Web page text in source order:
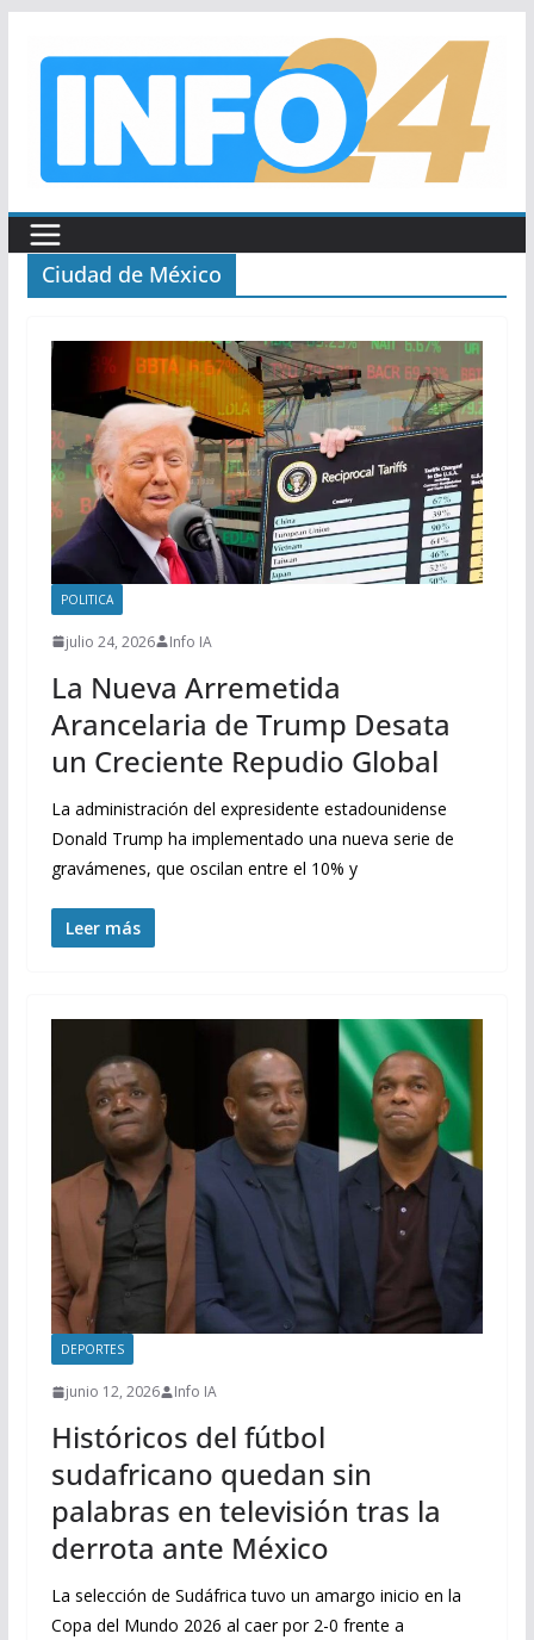
Ciudad de México
POLITICA
julio 24, 2026 Info IA
La Nueva Arremetida
Arancelaria de Trump Desata
un Creciente Repudio Global
La administración del expresidente estadounidense
Donald Trump ha implementado una nueva serie de
gravámenes, que oscilan entre el 10% y
Leer más
DEPORTES
junio 12, 2026 Info IA
Históricos del fútbol
sudafricano quedan sin
palabras en televisión tras la
derrota ante México
La selección de Sudáfrica tuvo un amargo inicio en la
Copa del Mundo 2026 al caer por 2-0 frente a